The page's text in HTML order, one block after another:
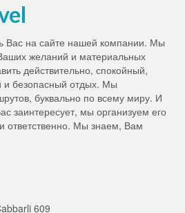
Вас на сайте нашей компании. Мы
желаний и материальных
действительно, спокойный,
и безопасный отдых. Мы
буквально по всему миру. И
заинтересует, мы организуем его
ответственно. Мы знаем, Вам
609